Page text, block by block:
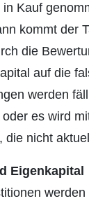
Kauf
kommt der
die
auf die
werden
oder es wird
die nicht
Eigenkapital
werden